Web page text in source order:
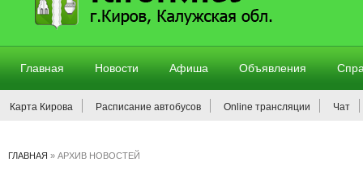
Главная Новости Афиша Объявления
Карта Кирова Расписание автобусов Online трансляции Чат
ГЛАВНАЯ » АРХИВ НОВОСТЕЙ